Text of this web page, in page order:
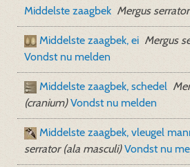
Middelste zaagbek Mergus serrator
Middelste zaagbek, ei Mergus
Vondst nu melden
Middelste zaagbek, schedel
(cranium) Vondst nu melden
Middelste zaagbek, vleugel
serrator (ala masculi) Vondst nu